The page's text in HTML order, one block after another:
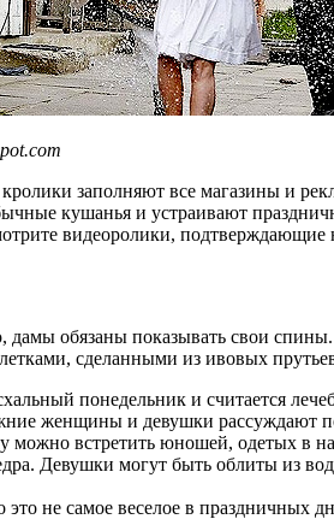
заполняют все магазины и
кушанья и устраивают
видеоролики, подтверждающие
дамы обязаны показывать свои
сделанными из ивовых
понедельник и считается
женщины и девушки рассуждают
можно встретить юношей, одетых
Девушки могут быть облиты из
не самое веселое в праздничных